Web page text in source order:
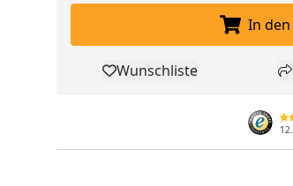
In
Produkt zur
Wunschliste